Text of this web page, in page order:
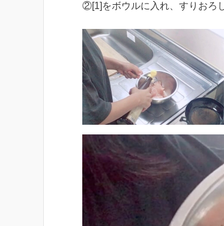
②[1]をボウルに入れ、すりおろ